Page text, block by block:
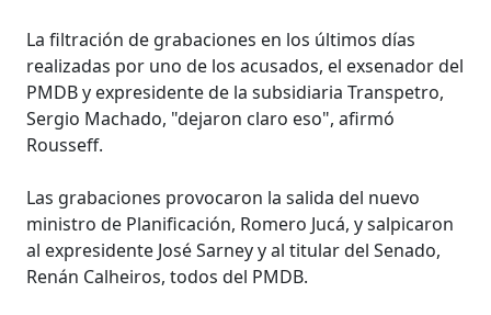
La filtración de grabaciones en los últimos días
realizadas por uno de los acusados, el exsenador del
PMDB y expresidente de la subsidiaria Transpetro,
Sergio Machado, "dejaron claro eso", afirmó
Rousseff.
Las grabaciones provocaron la salida del nuevo
ministro de Planificación, Romero Jucá, y salpicaron
al expresidente José Sarney y al titular del Senado,
Renán Calheiros, todos del PMDB.